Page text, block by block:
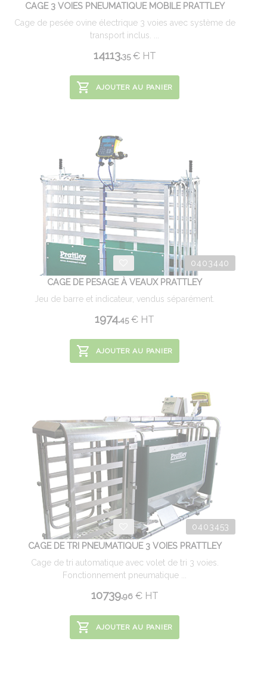
CAGE 3 VOIES PNEUMATIQUE MOBILE PRATTLEY
Cage de pesée ovine électrique 3 voies avec système de
transport inclus. ...
14113.35 €HT
AJOUTER AU PANIER
0403440
CAGE DE PESAGE À VEAUX PRATTLEY
Jeu de barre et indicateur, vendus séparément.
1974.45 € HT
AJOUTER AU PANIER
0403453
CAGE DE TRI PNEUMATIQUE 3 VOIES PRATTLEY
Cage de tri automatique avec volet de tri 3 voies.
Fonctionnement pneumatique ...
10739.96 €HT
AJOUTER AU PANIER